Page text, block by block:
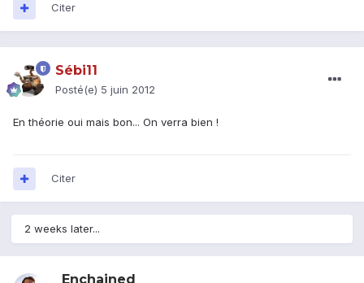
Citer
Sébi11
Posté(e) 5 juin 2012
En théorie oui mais bon... On verra bien !
Citer
2 weeks later...
_Enchained